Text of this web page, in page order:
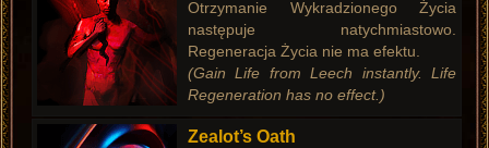
Otrzymanie Wykradzionego Życia
następuje natychmiastowo.
Regeneracja Życia nie ma efektu.
(Gain Life from Leech instantly. Life
Regeneration has no effect.)
Zealot’s Oath